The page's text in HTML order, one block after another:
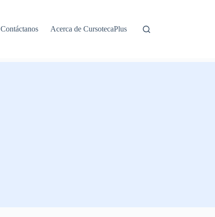
Contáctanos Acerca de CursotecaPlus